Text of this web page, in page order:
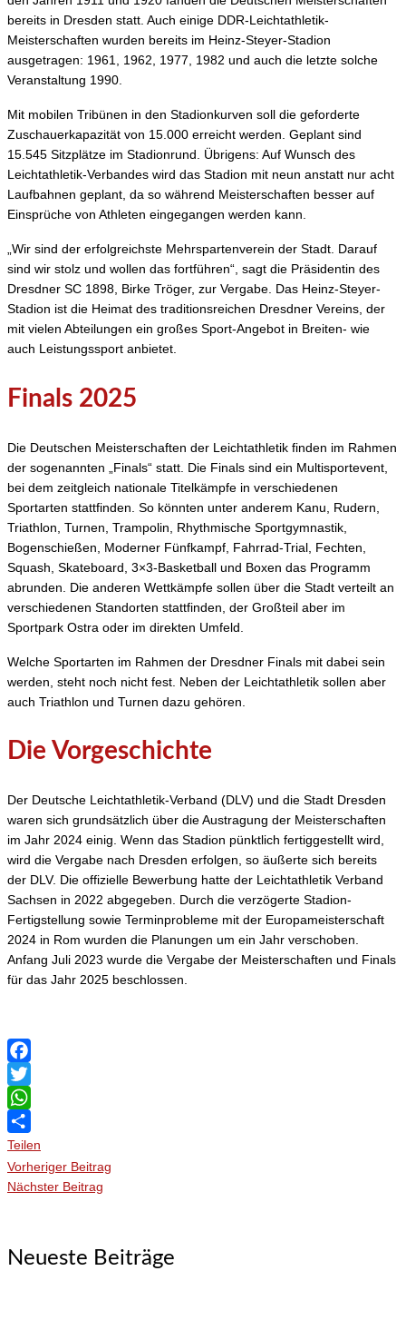
bereits in Dresden statt. Auch einige DDR-Leichtathletik-
Meisterschaften wurden bereits im Heinz-Steyer-Stadion
ausgetragen: 1961, 1962, 1977, 1982 und auch die letzte solche
Veranstaltung 1990.
Mit mobilen Tribünen in den Stadionkurven soll die geforderte
Zuschauerkapazität von 15.000 erreicht werden. Geplant sind
15.545 Sitzplätze im Stadionrund. Übrigens: Auf Wunsch des
Leichtathletik-Verbandes wird das Stadion mit neun anstatt nur acht
Laufbahnen geplant, da so während Meisterschaften besser auf
Einsprüche von Athleten eingegangen werden kann.
„Wir sind der erfolgreichste Mehrspartenverein der Stadt. Darauf
sind wir stolz und wollen das fortführen“, sagt die Präsidentin des
Dresdner SC 1898, Birke Tröger, zur Vergabe. Das Heinz-Steyer-
Stadion ist die Heimat des traditionsreichen Dresdner Vereins, der
mit vielen Abteilungen ein großes Sport-Angebot in Breiten- wie
auch Leistungssport anbietet.
Finals 2025
Die Deutschen Meisterschaften der Leichtathletik finden im Rahmen
der sogenannten „Finals“ statt. Die Finals sind ein Multisportevent,
bei dem zeitgleich nationale Titelkämpfe in verschiedenen
Sportarten stattfinden. So könnten unter anderem Kanu, Rudern,
Triathlon, Turnen, Trampolin, Rhythmische Sportgymnastik,
Bogenschießen, Moderner Fünfkampf, Fahrrad-Trial, Fechten,
Squash, Skateboard, 3×3-Basketball und Boxen das Programm
abrunden. Die anderen Wettkämpfe sollen über die Stadt verteilt an
verschiedenen Standorten stattfinden, der Großteil aber im
Sportpark Ostra oder im direkten Umfeld.
Welche Sportarten im Rahmen der Dresdner Finals mit dabei sein
werden, steht noch nicht fest. Neben der Leichtathletik sollen aber
auch Triathlon und Turnen dazu gehören.
Die Vorgeschichte
Der Deutsche Leichtathletik-Verband (DLV) und die Stadt Dresden
waren sich grundsätzlich über die Austragung der Meisterschaften
im Jahr 2024 einig. Wenn das Stadion pünktlich fertiggestellt wird,
wird die Vergabe nach Dresden erfolgen, so äußerte sich bereits
der DLV. Die offizielle Bewerbung hatte der Leichtathletik Verband
Sachsen in 2022 abgegeben. Durch die verzögerte Stadion-
Fertigstellung sowie Terminprobleme mit der Europameisterschaft
2024 in Rom wurden die Planungen um ein Jahr verschoben.
Anfang Juli 2023 wurde die Vergabe der Meisterschaften und Finals
für das Jahr 2025 beschlossen.
Facebook
Twitter
WhatsApp
Teilen
Vorheriger Beitrag
Nächster Beitrag
Neueste Beiträge